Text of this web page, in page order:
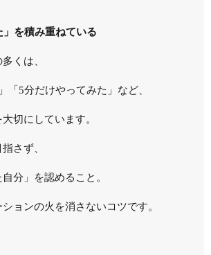
」を積み重ねている
くは、
「5分だけやってみた」など、
大切にしています。
さず、
分」を認めること。
ョンの火を消さないコツです。